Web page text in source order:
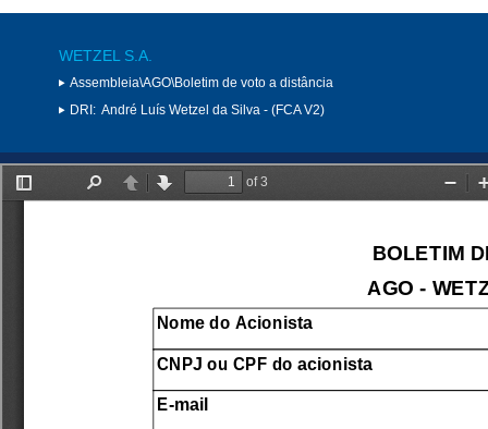
WETZEL S.A.
Assembleia\AGO\Boletim de voto a distância
DRI: André Luís Wetzel da Silva - (FCA V2)